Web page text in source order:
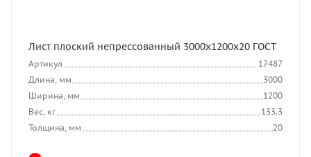
Лист плоский непрессованный 3000x1200x20 ГОСТ
Артикул
17487
Длина, мм
3000
Ширина, мм
1200
Вес, кг
133.3
Толщина, мм
20